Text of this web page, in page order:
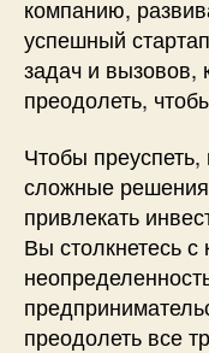
компанию,
успешный
задач и
преодолеть,
Чтобы
сложные
привлекать
Вы столкнетесь с
преодолеть все